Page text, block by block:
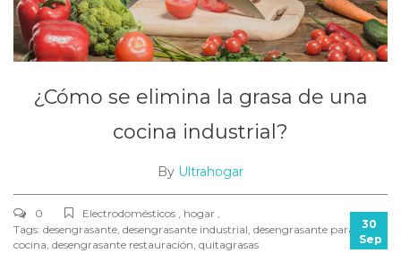
¿Cómo se elimina la grasa de una
cocina industrial?
By Ultrahogar
0
Electrodomésticos , hogar ,
Tags: desengrasante, desengrasante industrial, desengrasante para
cocina, desengrasante restauración, quitagrasas
30
Sep